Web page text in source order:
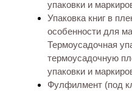
упаковки и
Упаковка книг в
особенности для
Термоусадочная
термоусадочную
упаковки и
Фулфилмент (под